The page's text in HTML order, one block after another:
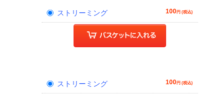
ストリーミング 100円 (税込)
ストリーミング 100円 (税込)